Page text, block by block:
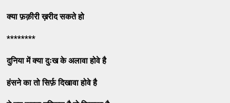
क्या फ़क़ीरी ख़रीद सकते हो
********
दुनिया में क्या दुःख के अलावा होवे है
हंसने का तो सिर्फ़ दिखावा होवे है